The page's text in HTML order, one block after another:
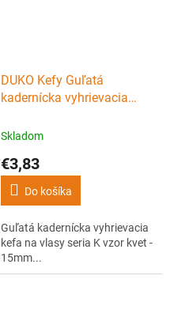
DUKO Kefy Guľatá
kadernícka vyhrievacia
kvet - 15mm...
Skladom
€3,83
Do košíka
Guľatá kadernícka vyhrievacia
kefa na vlasy seria K vzor kvet -
15mm...